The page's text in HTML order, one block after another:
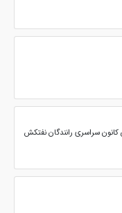
سراسری رانندگان نفتکش